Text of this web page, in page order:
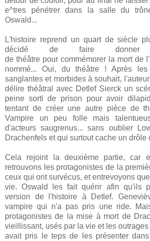
e^tres pénétrer dans la salle du
Oswald...
L'histoire reprend un quart de siècle
décidé de faire
de théâtre pour commémorer la mort de
nommé... Oui, du théâtre ! Après les
sanglantes et morbides à souhait,
délire théâtral avec Detlef Sierck un
peine sorti de prison pour avoir
tentant de créer une autre pièce de
Vampire un peu folle mais
d'acteurs saugrenus... sans oublier
Drachenfels et qui surtout cache un drôle
Cela rejoint la deuxième partie, car
retrouvons les protagonistes de la
ceux qui ont survécus, et entrevoyons
vie. Oswald les fait quérir afin qu'ils
version de l'histoire à Detlef.
vampire qui n'a pas pris une ride.
protagonistes de la mise à mort de
vieillissant, usés par la vie et les
avait pris le teps de les présenter